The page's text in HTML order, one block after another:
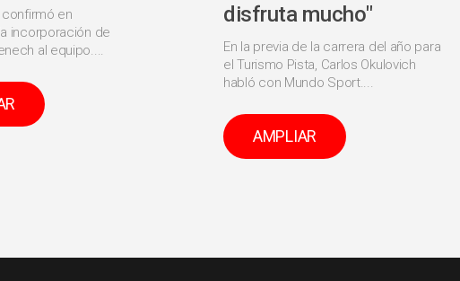
confirmó en
incorporación de
al equipo....
disfruta mucho"
En la previa de la carrera del año para
el Turismo Pista, Carlos Okulovich
habló con Mundo Sport....
AMPLIAR